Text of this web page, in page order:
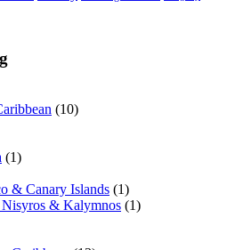
(10)
(1)
& Canary Islands (1)
& Kalymnos (1)